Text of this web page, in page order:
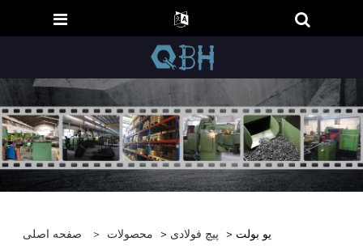
صفحه اصلی > محصولات > پیچ فولادی > یو بولت